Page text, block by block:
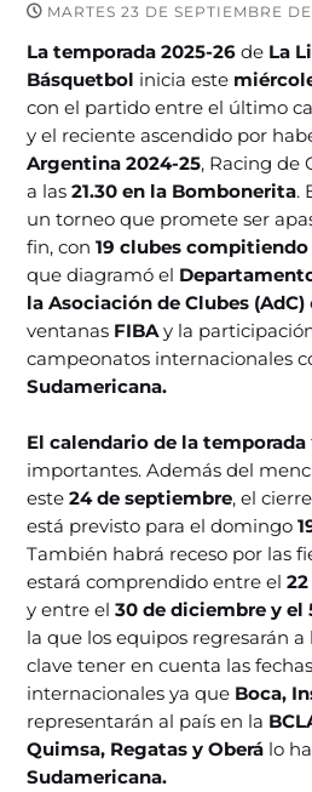
MARTES 23 DE SEPTIEMBRE
La temporada 2025-26 de La
Básquetbol inicia este
con el partido entre el último
y el reciente ascendido por
Argentina 2024-25, Racing de
a las21.30 en la Bombonerita.
un torneo que promete ser
fin, con19 clubes compitiendo
que diagramó el
la Asociación de Clubes (AdC)
ventanas FIBA y la
campeonatos internacionales
Sudamericana.
El calendario de la temporada
importantes. Además del
este24 de septiembre, el
está previsto para el domingo
También habrá receso por las
estará comprendido entre el
y entre el30 de diciembre y el
la que los equipos regresarán
clave tener en cuenta las
internacionales ya que Boca,
representarán al país en la
Quimsa, Regatas y Oberá lo
Sudamericana.